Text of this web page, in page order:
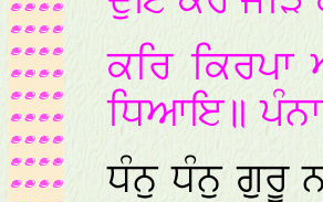
ਕਰਿ
ਧਿਆਇ॥
ਧੰਨੁ ਧੰਨੁ ਗੁਰੂ